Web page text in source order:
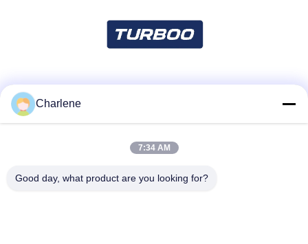
Liên lạc nhanh
Điện thoại
Charlene
7:34 AM
Good day, what product are you looking for?